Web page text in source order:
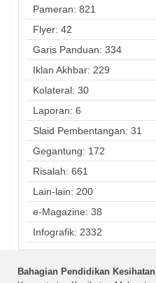
Pameran: 821
Flyer: 42
Garis Panduan: 334
Iklan Akhbar: 229
Kolateral: 30
Laporan: 6
Slaid Pembentangan: 31
Gegantung: 172
Risalah: 661
Lain-lain: 200
e-Magazine: 38
Infografik: 2332
Bahagian Pendidikan Kesihatan